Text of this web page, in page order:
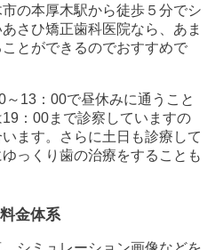
の本厚木駅から徒歩５分でシ
さひ矯正歯科医院なら、あま
とができるのでおすすめで
13：00で昼休みに通うこと
：00まで診察していますの
ます。さらに土日も診療して
っくり歯の治療をすることも
金体系